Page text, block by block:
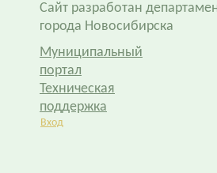
Сайт разработан
города Новосибирска
Муниципальный
портал
Техническая
поддержка
Вход